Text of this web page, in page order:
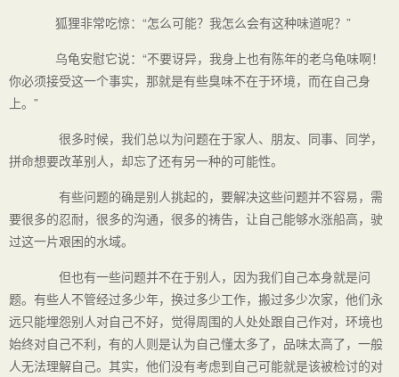
狐狸非常吃惊：“怎么可能？我怎么会有这种味道呢？”
乌龟安慰它说：“不要讶异，我身上也有陈年的老乌龟味啊！
你必须接受这一个事实，那就是有些臭味不在于环境，而在自己身
上。”
很多时候，我们总以为问题在于家人、朋友、同事、同学，
拼命想要改革别人，却忘了还有另一种的可能性。
有些问题的确是别人挑起的，要解决这些问题并不容易，需
要很多的忍耐，很多的沟通，很多的祷告，让自己能够水涨船高，驶
过这一片艰困的水域。
但也有一些问题并不在于别人，因为我们自己本身就是问
题。有些人不管经过多少年，换过多少工作，搬过多少次家，他们永
远只能埋怨别人对自己不好，觉得周围的人处处跟自己作对，环境也
始终对自己不利，有的人则是认为自己懂太多了，品味太高了，一般
人无法理解自己。其实，他们没有考虑到自己可能就是该被检讨的对